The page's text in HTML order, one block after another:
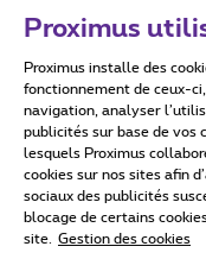
Conditions
Tous droits réservés. ©
Conditions générales,
Proximus
Proximus installe des
fonctionnement de ceux-
navigation, analyser
publicités sur base de vos
lesquels Proximus
cookies sur nos sites afin
sociaux des publicités
blocage de certains
site.
Gestion des cookies